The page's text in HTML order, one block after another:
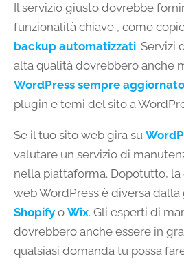
Il servizio giusto dovrebbe
funzionalità chiave , come
backup automatizzati. Servizi
alta qualità dovrebbero anche
WordPress sempre aggiornato
plugin e temi del sito a
Se il tuo sito web gira su
valutare un servizio di
nella piattaforma. Dopotutto,
web WordPress è diversa
Shopify o Wix. Gli esperti di
dovrebbero anche essere in
qualsiasi domanda tu possa